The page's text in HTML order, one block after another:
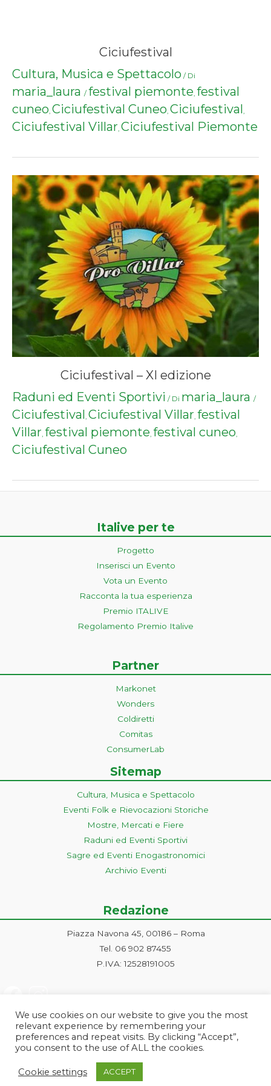
Ciciufestival
Cultura, Musica e Spettacolo / Di
maria_laura / festival piemonte, festival
cuneo, Ciciufestival Cuneo, Ciciufestival ,
Ciciufestival Villar, Ciciufestival Piemonte
Ciciufestival – XI edizione
Raduni ed Eventi Sportivi / Di maria_laura /
Ciciufestival, Ciciufestival Villar, festival
Villar, festival piemonte, festival cuneo,
Ciciufestival Cuneo
Italive per te
Progetto
Inserisci un Evento
Vota un Evento
Racconta la tua esperienza
Premio ITALIVE
Regolamento Premio Italive
Partner
Markonet
Wonders
Coldiretti
Comitas
ConsumerLab
Sitemap
Cultura, Musica e Spettacolo
Eventi Folk e Rievocazioni Storiche
Mostre, Mercati e Fiere
Raduni ed Eventi Sportivi
Sagre ed Eventi Enogastronomici
Archivio Eventi
Redazione
Piazza Navona 45, 00186 – Roma
Tel. 06 902 87455
P.IVA: 12528191005
Roma | PI e CF: 12528191005 | markonetsrl@pec.it |
We use cookies on our website to give you the most
relevant experience by remembering your
preferences and repeat visits. By clicking “Accept”,
you consent to the use of ALL the cookies.
Cookie settings ACCEPT